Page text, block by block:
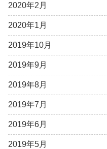
2020年2月
2020年1月
2019年10月
2019年9月
2019年8月
2019年7月
2019年6月
2019年5月